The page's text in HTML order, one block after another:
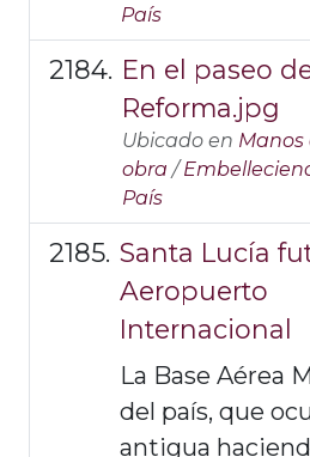
País
En el paseo
Reforma.jpg
Ubicado en Manos
obra /
País
Santa Lucía
Aeropuerto
Internacional
La Base Aérea
del país, que
antigua